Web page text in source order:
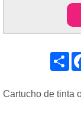
Cartucho de tinta